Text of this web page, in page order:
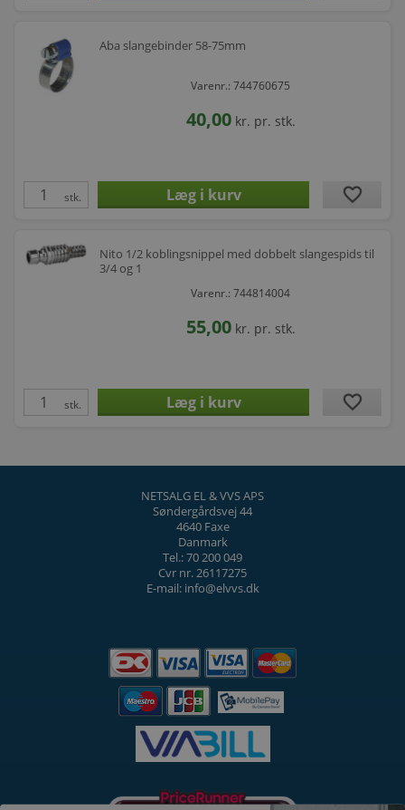
Aba slangebinder 58-75mm
Varenr.: 744760675
40,00 kr. pr. stk.
stk. favorite
Nito 1/2 koblingsnippel med dobbelt slangespids til
3/4 og 1
Varenr.: 744814004
55,00 kr. pr. stk.
stk. favorite
NETSALG EL & VVS APS
Søndergårdsvej 44
4640 Faxe
Danmark
Tel.: 70 200 049
Cvr nr. 26117275
E-mail: info@elvvs.dk